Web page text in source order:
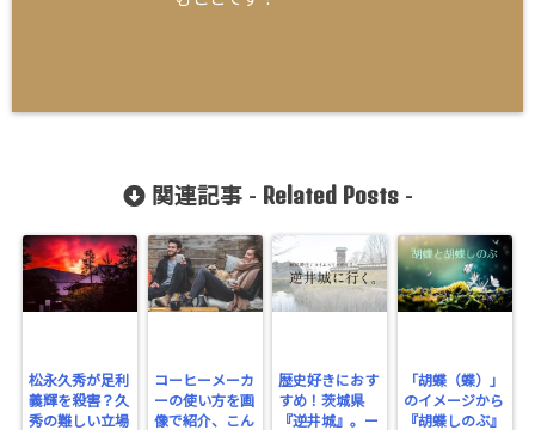
関連記事 - Related Posts-
松永久秀が足利
義輝を殺害？久
秀の難しい立場
コーヒーメーカ
ーの使い方を画
像で紹介、こん
歴史好きにおす
すめ！茨城県
『逆井城』。ー
「胡蝶（蝶）」
のイメージから
『胡蝶しのぶ』